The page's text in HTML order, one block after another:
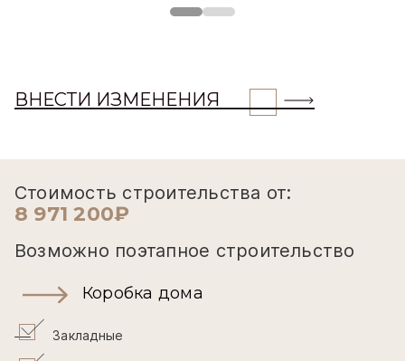
ВНЕСТИ ИЗМЕНЕНИЯ
Стоимость строительства от:
8 971 200₽
Возможно поэтапное строительство
Коробка дома
Закладные